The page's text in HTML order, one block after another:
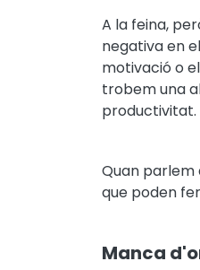
A la feina,
negativa en
motivació o
trobem una
productivitat.
Quan parlem
que poden
Manca